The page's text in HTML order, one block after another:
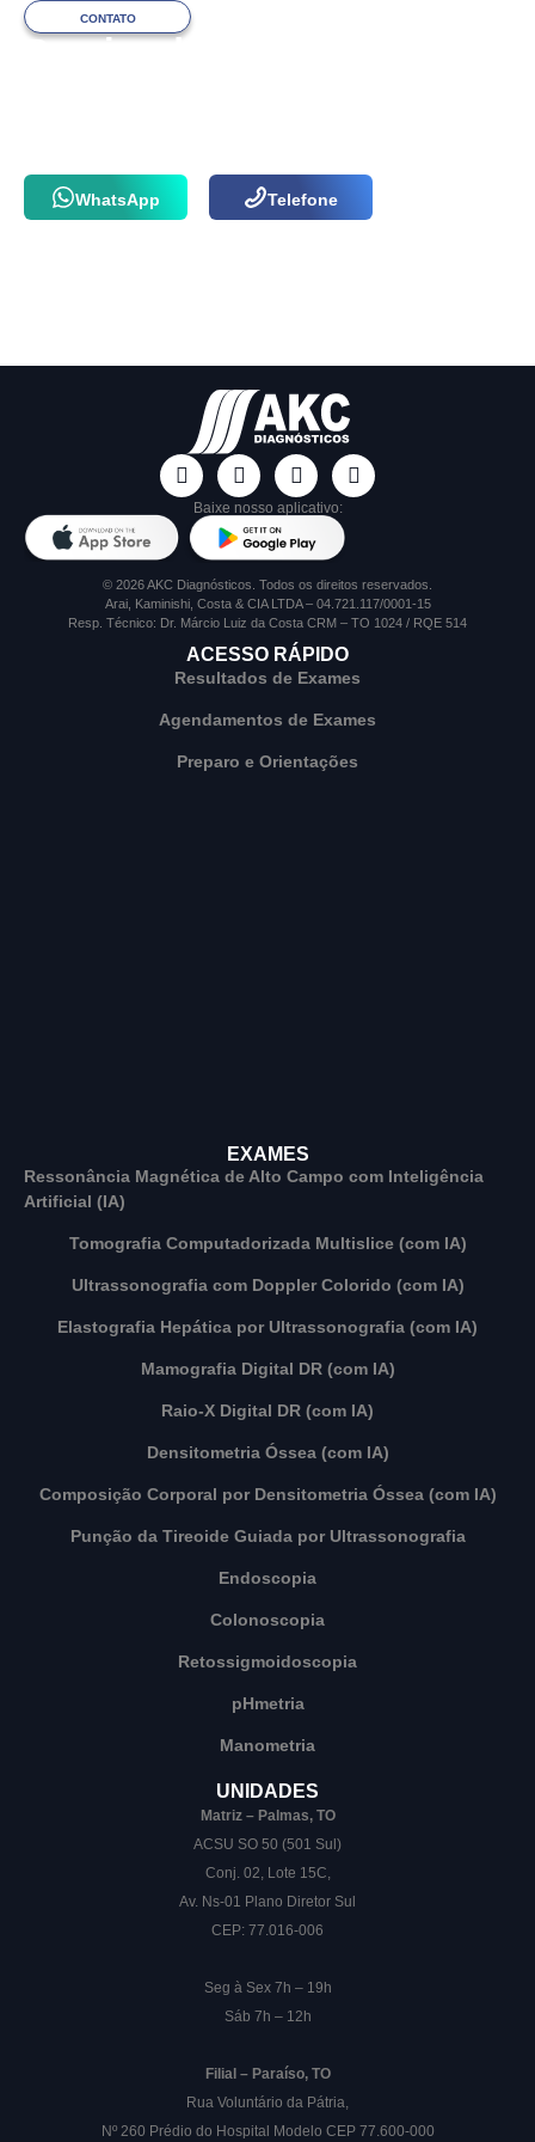
CONTATO
Precisa de ajuda
WhatsApp Telefone
Baixe nosso aplicativo:
© 2026 AKC Diagnósticos. Todos os direitos reservados.
Arai, Kaminishi, Costa & CIA LTDA – 04.721.117/0001-15
Resp. Técnico: Dr. Márcio Luiz da Costa CRM – TO 1024 / RQE 514
ACESSO RÁPIDO
Resultados de Exames
Agendamentos de Exames
Preparo e Orientações
EXAMES
Ressonância Magnética de Alto Campo com Inteligência
Artificial (IA)
Tomografia Computadorizada Multislice (com IA)
Ultrassonografia com Doppler Colorido (com IA)
Elastografia Hepática por Ultrassonografia (com IA)
Mamografia Digital DR (com IA)
Raio-X Digital DR (com IA)
Densitometria Óssea (com IA)
Composição Corporal por Densitometria Óssea (com IA)
Punção da Tireoide Guiada por Ultrassonografia
Endoscopia
Colonoscopia
Retossigmoidoscopia
pHmetria
Manometria
UNIDADES
Matriz – Palmas, TO
ACSU SO 50 (501 Sul)
Conj. 02, Lote 15C,
Av. Ns-01 Plano Diretor Sul
CEP: 77.016-006
Seg à Sex 7h – 19h
Sáb 7h – 12h
Filial – Paraíso, TO
Rua Voluntário da Pátria,
Nº 260 Prédio do Hospital Modelo CEP 77.600-000